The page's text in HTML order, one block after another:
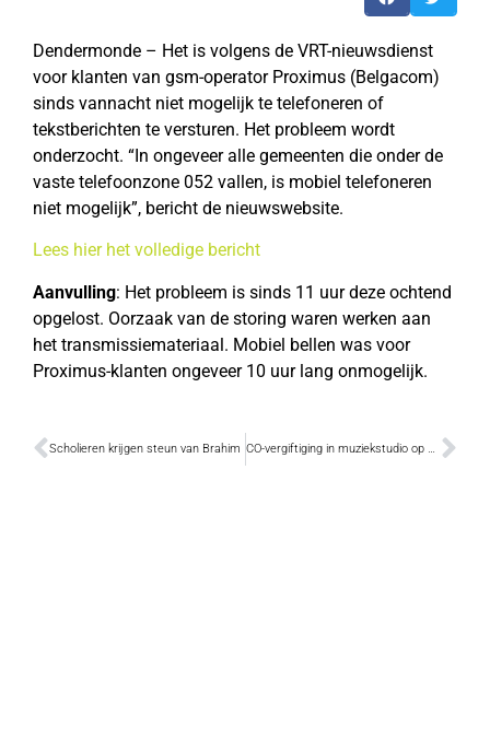
Dendermonde – Het is volgens de VRT-nieuwsdienst
voor klanten van gsm-operator Proximus (Belgacom)
sinds vannacht niet mogelijk te telefoneren of
tekstberichten te versturen. Het probleem wordt
onderzocht. “In ongeveer alle gemeenten die onder de
vaste telefoonzone 052 vallen, is mobiel telefoneren
niet mogelijk”, bericht de nieuwswebsite.
Lees hier het volledige bericht
Aanvulling: Het probleem is sinds 11 uur deze ochtend
opgelost. Oorzaak van de storing waren werken aan
het transmissiemateriaal. Mobiel bellen was voor
Proximus-klanten ongeveer 10 uur lang onmogelijk.
Scholieren krijgen steun van Brahim CO-vergiftiging in muziekstudio op Hoogveld